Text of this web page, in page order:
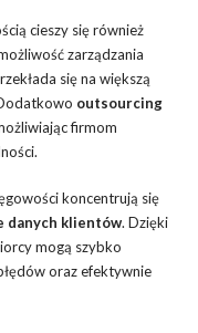
cieszy się również
zarządzania
się na większą
outsourcing
firmom
koncentrują się
danych klientów. Dzięki
mogą szybko
oraz efektywnie